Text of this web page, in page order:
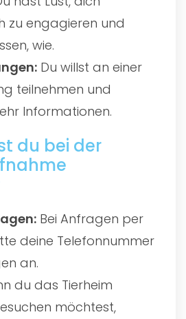
zu engagieren und
wie.
Du willst an einer
teilnehmen und
Informationen.
du bei der
Bei Anfragen per
deine Telefonnummer
an.
du das Tierheim
möchtest,